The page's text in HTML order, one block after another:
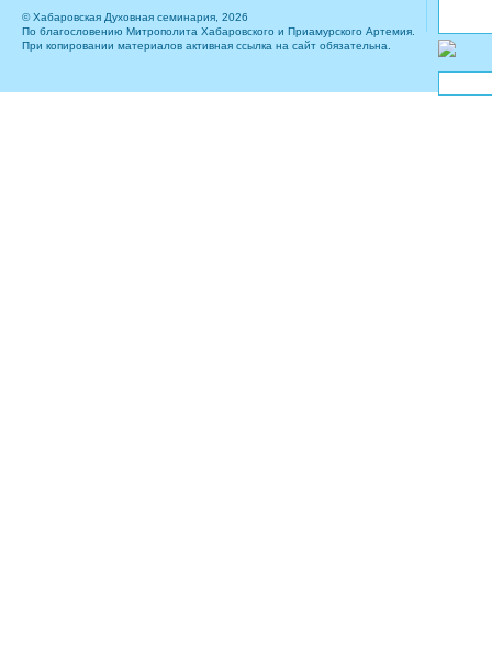
© Хабаровская Духовная семинария, 2026
По благословению Митрополита Хабаровского и Приамурского Артемия.
При копировании материалов активная ссылка на сайт обязательна.